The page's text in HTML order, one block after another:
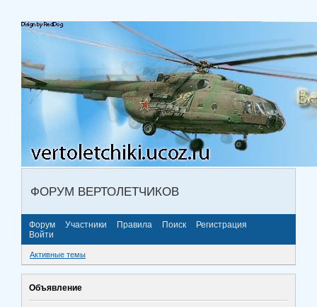
ФОРУМ ВЕРТОЛЕТЧИКОВ
Форум Участники Правила Поиск
Регистрация
Войти
Активные темы
Объявление